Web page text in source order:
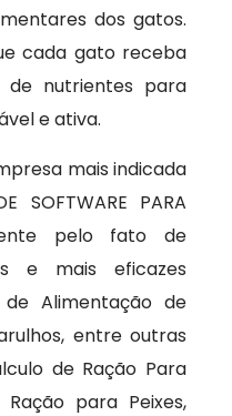
dos gatos.
cada gato receba
de nutrientes para
e ativa.
mais indicada
SOFTWARE PARA
pelo fato de
e mais eficazes
Alimentação de
entre outras
de Ração Para
para Peixes,